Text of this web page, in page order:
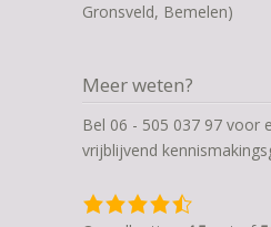
Gronsveld, Bemelen)
Meer weten?
Bel 06 - 505 037 97 voor
vrijblijvend
4,5